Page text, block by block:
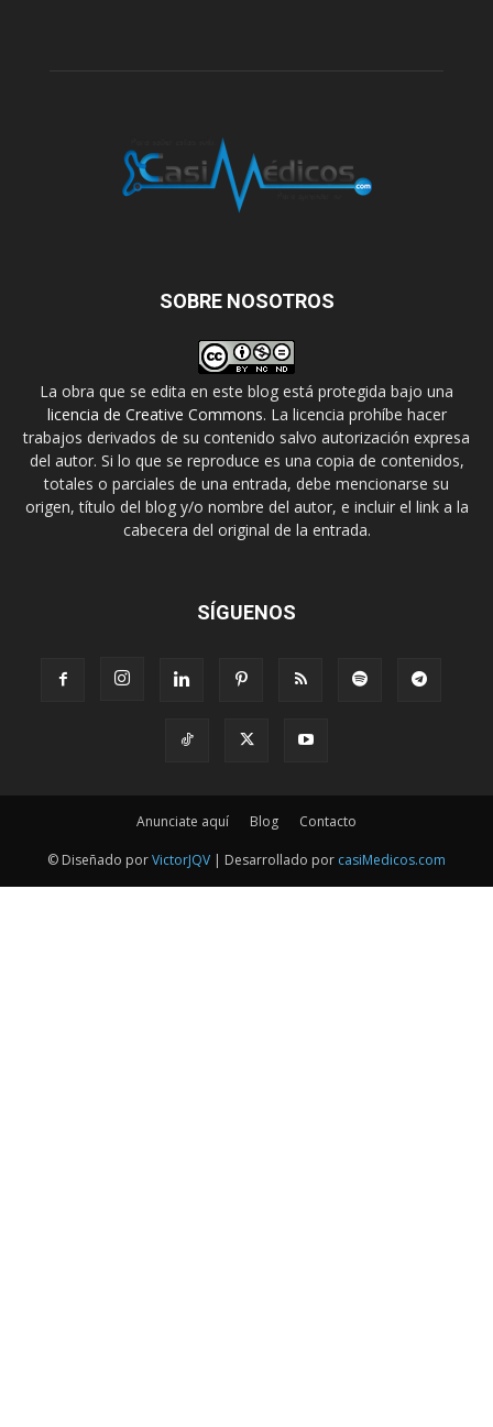
SOBRE NOSOTROS
La obra que se edita en este blog está protegida bajo una
licencia de Creative Commons. La licencia prohíbe hacer
trabajos derivados de su contenido salvo autorización expresa
del autor. Si lo que se reproduce es una copia de contenidos,
totales o parciales de una entrada, debe mencionarse su
origen, título del blog y/o nombre del autor, e incluir el link a la
cabecera del original de la entrada.
SÍGUENOS
Anunciate aquí Blog Contacto
© Diseñado porVictorJQV | Desarrollado por casiMedicos.com